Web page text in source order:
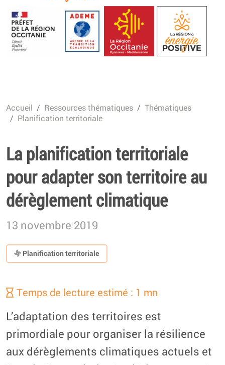
TOTEn Occitanie | Territoires
d’Occitanie pour la Transition
Energétique
Accueil Ressources thématiques
Thématiques
Planification territoriale
La planification territoriale
pour adapter son territoire au
dérèglement climatique
13 novembre 2019
Planification territoriale
Temps de lecture estimé : 1 mn
L’adaptation des territoires est
primordiale pour organiser la résilience
aux dérèglements climatiques actuels et